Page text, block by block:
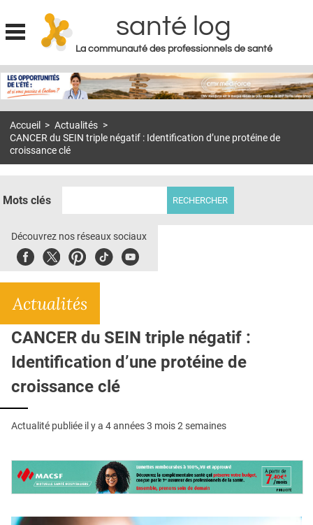
Jump to navigation
santé log
La communauté des professionnels de santé
MON COMPTE
S'ABONNER À LA REVUE SOIN À DOMICILE
E-REVUE SAD
THÉMA
CRÉDITS
Accueil > Actualités >
CANCER du SEIN triple négatif : Identification d’une protéine de
croissance clé
Mots clés
Découvrez nos réseaux sociaux
FacebookTwitterPinterest
TiktokYoubute
Actualités
CANCER du SEIN triple négatif :
Identification d’une protéine de
croissance clé
Actualité publiée il y a 4 années 3 mois 2 semaines